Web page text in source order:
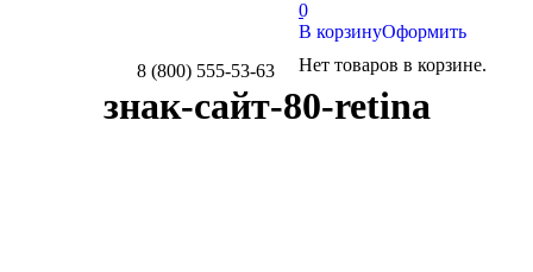
Вконтакте8 (800) 555-53-63
0
В корзинуОформить
Нет товаров в корзине.
знак-сайт-80-retina